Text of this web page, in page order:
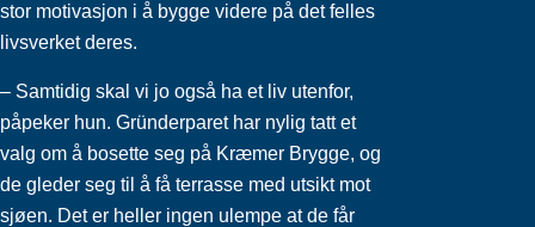
stor motivasjon i å bygge videre på det felles
livsverket deres.
– Samtidig skal vi jo også ha et liv utenfor,
påpeker hun. Gründerparet har nylig tatt et
valg om å bosette seg på Kræmer Brygge, og
de gleder seg til å få terrasse med utsikt mot
sjøen. Det er heller ingen ulempe at de får